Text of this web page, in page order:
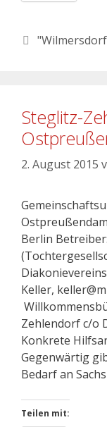
Steglitz-
2. August 2015
Berlin
Keller,
Zehlendorf c/o
Konkrete
Gegenwärtig
Bedarf an
Teilen mit: